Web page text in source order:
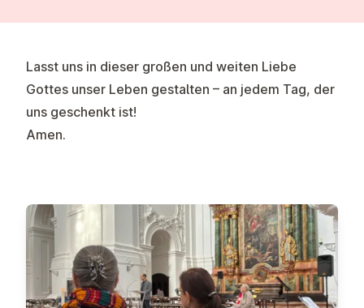
Lasst uns in dieser großen und weiten Liebe
Gottes unser Leben gestalten – an jedem Tag, der
uns geschenkt ist!
Amen.